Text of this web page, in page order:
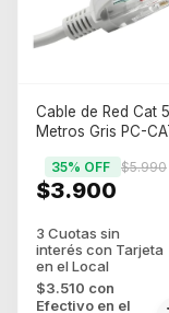
Cable de Red Cat
Metros Gris PC-
$3.900
$5.990
35% OFF
$3.510 con
Efectivo en el